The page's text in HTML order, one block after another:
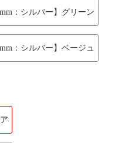
：シルバー】グリーン
：シルバー】ベージュ